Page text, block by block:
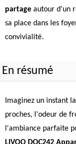
partage autour d'un
sa place dans les
convivialité.
En résumé
Imaginez un instant
proches, l'odeur de
l'ambiance parfaite